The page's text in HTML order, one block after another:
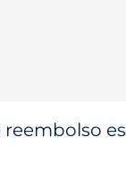
reembolso